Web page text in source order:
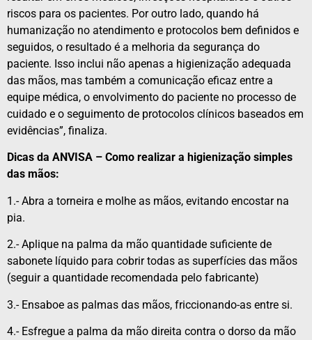
riscos para os pacientes. Por outro lado, quando há
humanização no atendimento e protocolos bem definidos e
seguidos, o resultado é a melhoria da segurança do
paciente. Isso inclui não apenas a higienização adequada
das mãos, mas também a comunicação eficaz entre a
equipe médica, o envolvimento do paciente no processo de
cuidado e o seguimento de protocolos clínicos baseados em
evidências”, finaliza.
Dicas da ANVISA – Como realizar a higienização simples
das mãos:
1.- Abra a torneira e molhe as mãos, evitando encostar na
pia.
2.- Aplique na palma da mão quantidade suficiente de
sabonete líquido para cobrir todas as superfícies das mãos
(seguir a quantidade recomendada pelo fabricante)
3.- Ensaboe as palmas das mãos, friccionando-as entre si.
4.- Esfregue a palma da mão direita contra o dorso da mão